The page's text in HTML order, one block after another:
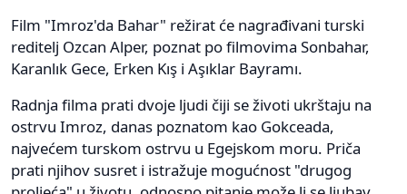
Film "Imroz'da Bahar" režirat će nagrađivani turski
reditelj Ozcan Alper, poznat po filmovima Sonbahar,
Karanlık Gece, Erken Kış i Aşıklar Bayramı.
Radnja filma prati dvoje ljudi čiji se životi ukrštaju na
ostrvu Imroz, danas poznatom kao Gokceada,
najvećem turskom ostrvu u Egejskom moru. Priča
prati njihov susret i istražuje mogućnost "drugog